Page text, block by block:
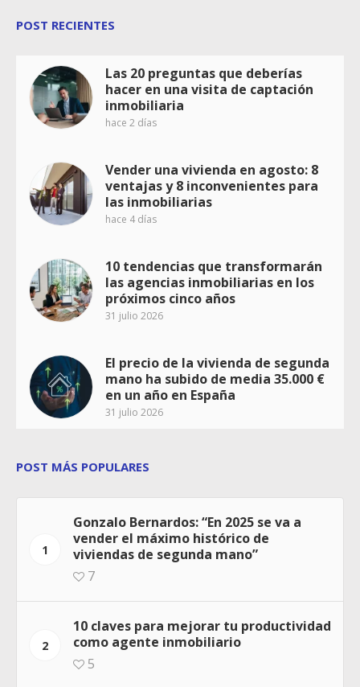
POST RECIENTES
Las 20 preguntas que deberías
hacer en una visita de captación
inmobiliaria
hace 2 días
Vender una vivienda en agosto: 8
ventajas y 8 inconvenientes para
las inmobiliarias
hace 4 días
10 tendencias que transformarán
las agencias inmobiliarias en los
próximos cinco años
31 julio 2026
El precio de la vivienda de segunda
mano ha subido de media 35.000 €
en un año en España
31 julio 2026
POST MÁS POPULARES
1
Gonzalo Bernardos: “En 2025 se va a
vender el máximo histórico de
viviendas de segunda mano”
7
2
10 claves para mejorar tu productividad
como agente inmobiliario
5